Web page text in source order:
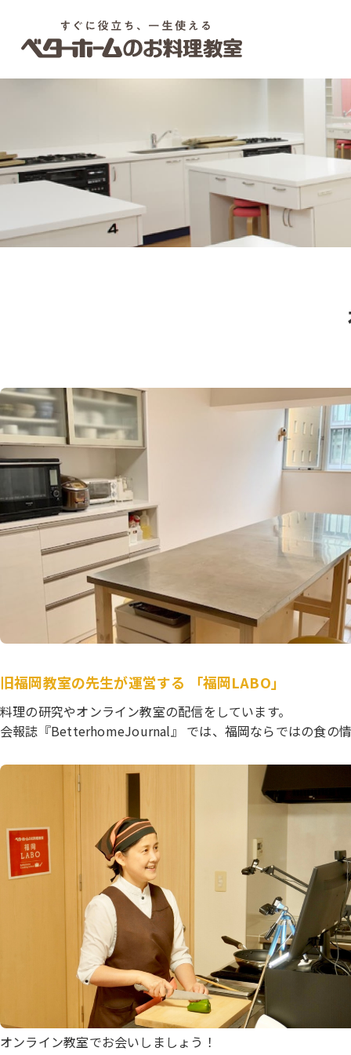
旧福岡教室の先生が運営する 「福岡LABO」
料理の研究やオンライン教室の配信をしています。
会報誌『BetterhomeJournal』 では、福岡ならではの食の
オンライン教室でお会いしましょう！